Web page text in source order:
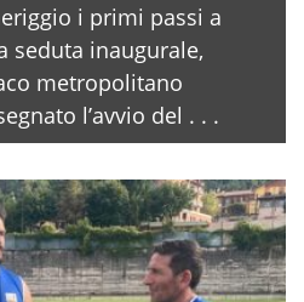
i primi passi a
seduta inaugurale,
metropolitano
l’avvio del . . .